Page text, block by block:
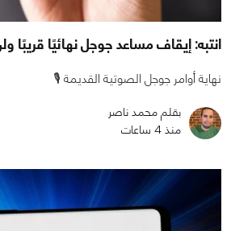
انتبه: إيقاف مساعد جوجل نهائيًا قريبًا
نهاية أوامر جوجل الصوتية القديمة 🎙️
بقلم محمد ناصر
منذ 4 ساعات